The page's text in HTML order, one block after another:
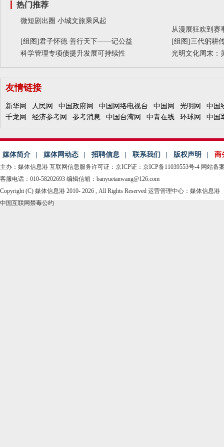
热门推荐
微短剧出圈 小城文旅乘风起
从漫展狂欢到赛
[组图]君子怀德 善行天下——记公益 [组图]三代躬耕
科学管理专项债提升发展可持续性
光明文化周末：
友情链接
新华网 人民网 中国政府网 中国网络电视台 中国网 光明网
中国
千龙网
经济参考网 参考消息 中国台湾网 中青在线 环球网 中国
媒体简介 媒体网动态 招聘信息 联系我们 版权声明 商
主办：媒体信息港 互联网信息服务许可证：京ICP证：京ICP备11039553号-4 网站备
客服电话：010-58202693 编辑信箱：banyuetanwang@126.com
Copyright (C) 媒体信息港 2010- 2026 , All Rights Reserved 运营管理中心：媒体信息港
中国互联网禁毒公约